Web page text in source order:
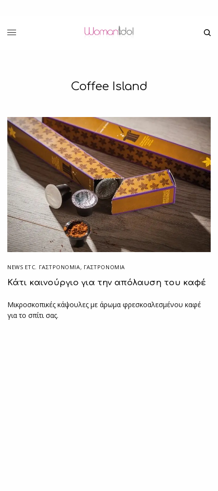
Coffee Island
NEWS ETC. ΓΑΣΤΡΟΝΟΜΊΑ, ΓΑΣΤΡΟΝΟΜΙΑ
Kάτι καινούργιο για την απόλαυση του καφέ
Μικροσκοπικές κάψουλες με άρωμα φρεσκοαλεσμένου καφέ
για το σπίτι σας.